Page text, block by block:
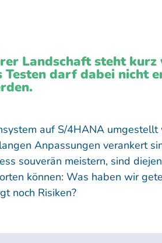
Landschaft steht kurz
Testen darf dabei nicht
auf S/4HANA
Anpassungen verankert
souverän meistern, sind
können: Was haben wir
noch Risiken?